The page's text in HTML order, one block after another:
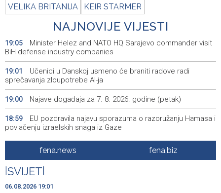
VELIKA BRITANIJA KEIR STARMER
NAJNOVIJE VIJESTI
19:05
Minister Helez and NATO HQ Sarajevo commander visit
BiH defense industry companies
19:01
Učenici u Danskoj usmeno će braniti radove radi
sprečavanja zloupotrebe AI-ja
19:00 Najave događaja za 7. 8. 2026. godine (petak)
18:59
EU pozdravila najavu sporazuma o razoružanju Hamasa i
povlačenju izraelskih snaga iz Gaze
London podnio kandidaturu za Svjetsko prvenstvo u
atletici 2029. godine
18:31
BiH granted citizenship to 43 individuals of special
national interest since 2023
fena.news fena.biz
SVIJET
06.08.2026 19:01